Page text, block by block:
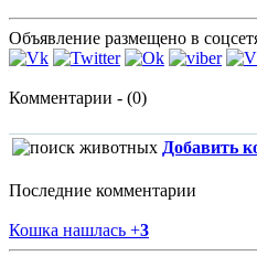
Объявление размещено в
Комментарии - (0)
Добавить
Последние комментарии
Кошка нашлась +3